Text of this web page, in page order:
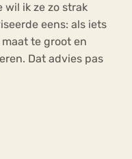
wil ik ze zo strak
eens: als iets
te groot en
Dat advies pas